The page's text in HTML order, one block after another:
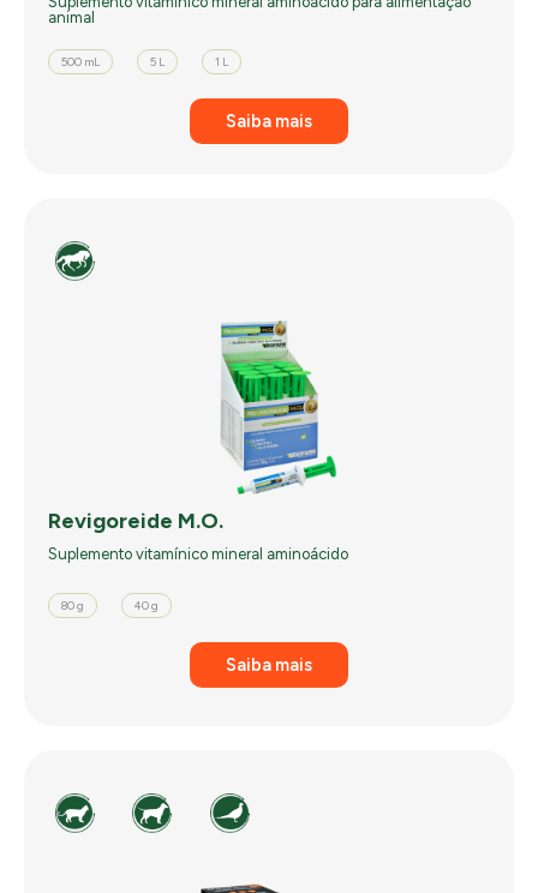
animal
500 mL 5 L 1 L
Saiba mais
Revigoreide M.O.
Suplemento vitamínico mineral aminoácido
80 g 40 g
Saiba mais